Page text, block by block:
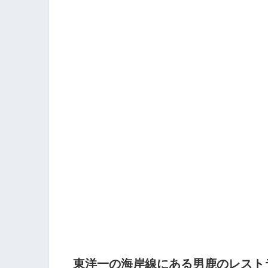
東洋一の海岸線にある男鹿のレス